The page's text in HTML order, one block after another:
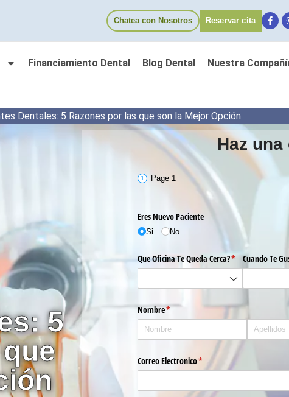
Chatea con Nosotros Reservar cita
Financiamiento Dental Blog Dental Nuestra
Dentales: 5 Razones por las que son la Mejor Opción
5
Haz